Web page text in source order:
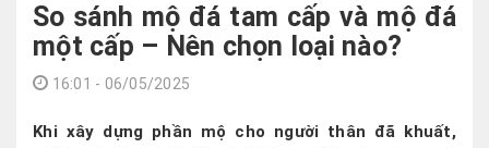
So sánh mộ đá tam cấp và mộ đá
một cấp – Nên chọn loại nào?
16:01 - 06/05/2025
Khi xây dựng phần mộ cho người thân đã khuất,